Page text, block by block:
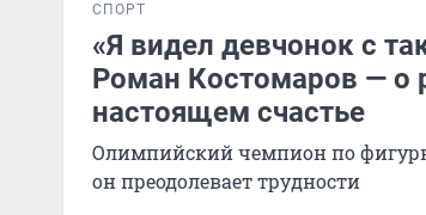
СПОРТ
«Я видел девчонок с
Роман Костомаров — о
настоящем счастье
Олимпийский чемпион по
он преодолевает трудности